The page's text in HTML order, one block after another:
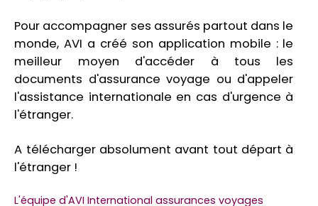
Pour accompagner ses assurés partout dans le
monde, AVI a créé son application mobile : le
meilleur moyen d'accéder à tous les
documents d'assurance voyage ou d'appeler
l'assistance internationale en cas d'urgence à
l'étranger.
A télécharger absolument avant tout départ à
l'étranger !
L'équipe d'AVI International assurances voyages